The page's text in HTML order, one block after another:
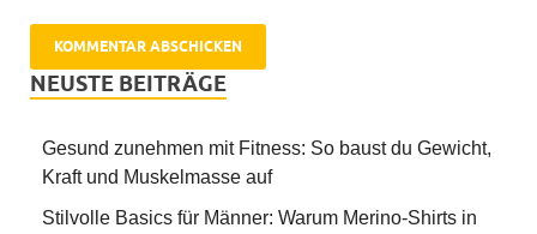
NEUSTE BEITRÄGE
Gesund zunehmen mit Fitness: So baust du Gewicht,
Kraft und Muskelmasse auf
Stilvolle Basics für Männer: Warum Merino-Shirts in